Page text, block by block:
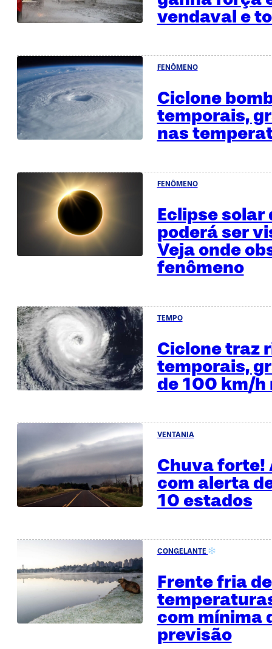
vendaval e
FENÔMENO
Ciclone
temporais,
nas
FENÔMENO
Eclipse solar
poderá ser
Veja onde
fenômeno
TEMPO
Ciclone traz
temporais,
de 100 km/h
VENTANIA
Chuva forte!
com alerta
10 estados
CONGELANTE
Frente fria
com mínima
previsão